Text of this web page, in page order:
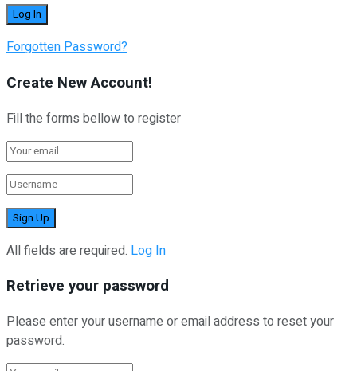
Forgotten Password?
Create New Account!
Fill the forms bellow to register
All fields are required. Log In
Retrieve your password
Please enter your username or email address to reset your
password.